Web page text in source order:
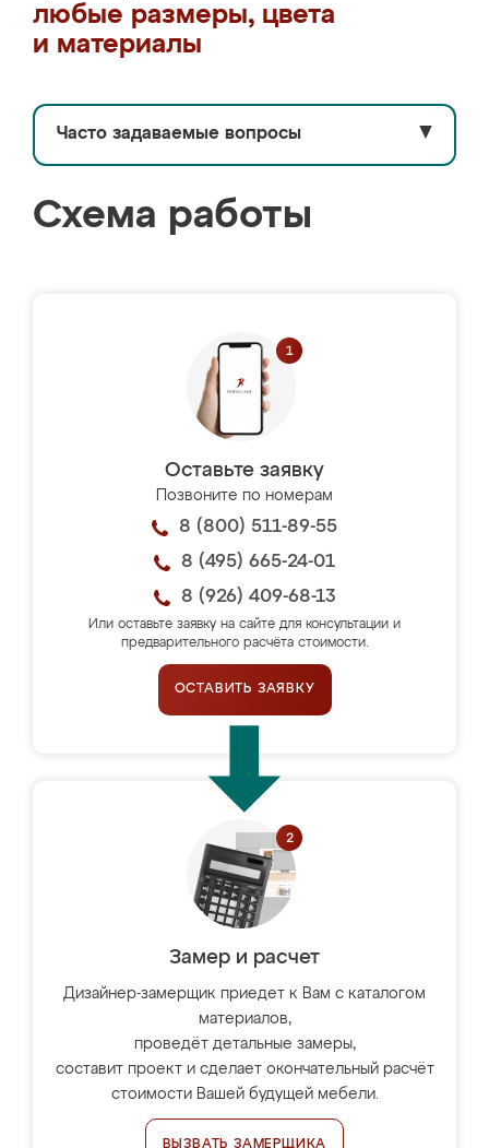
любые размеры, цвета
и материалы
Часто задаваемые вопросы ▼
Схема работы
Оставьте заявку
Позвоните по номерам
8 (800) 511-89-55
8 (495) 665-24-01
8 (926) 409-68-13
Или оставьте заявку на сайте для консультации и
предварительного расчёта стоимости.
ОСТАВИТЬ ЗАЯВКУ
Замер и расчет
Дизайнер-замерщик приедет к Вам с каталогом
материалов,
проведёт детальные замеры,
составит проект и сделает окончательный расчёт
стоимости Вашей будущей мебели.
ВЫЗВАТЬ ЗАМЕРЩИКА